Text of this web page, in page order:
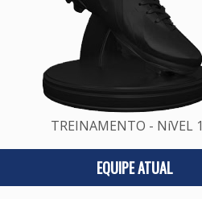
TREINAMENTO - NíVEL 1
EQUIPE ATUAL